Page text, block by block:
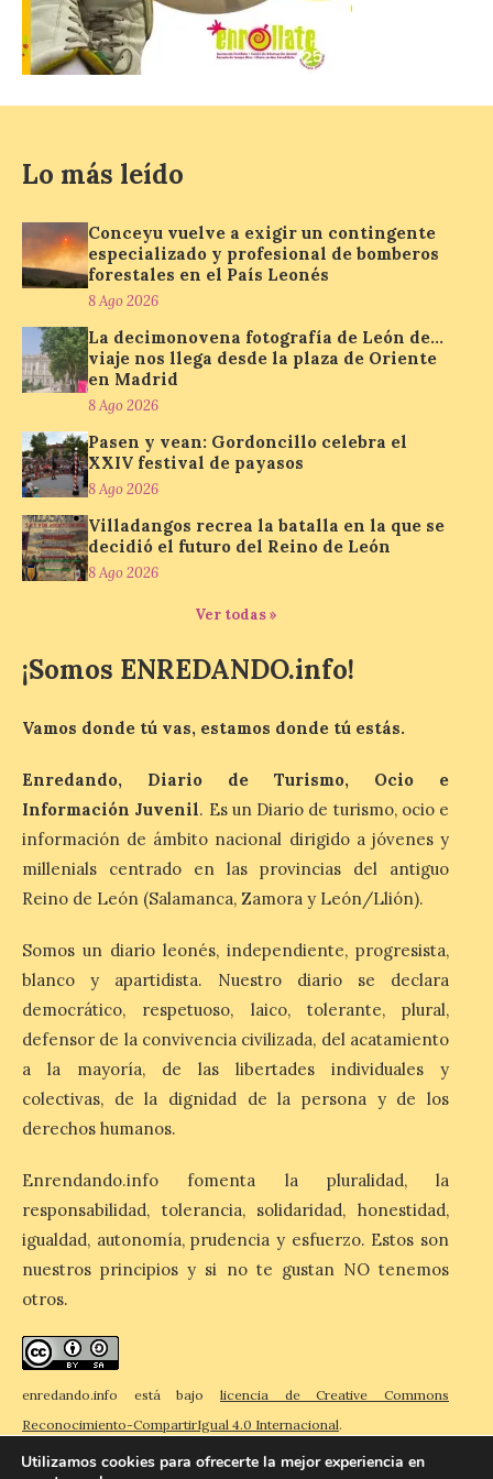
La decimonovena
fotografía de León de…
viaje nos llega desde la
Nueva edición de León
de…viaje. Una iniciativa
organizado por la sección
juvenil de la Asociación
Enróllate, la Asociación
Turismo, Ocio e Información para
jóvenes “Enredando.info”. Pilar Aller Aller
nos envía la décimo […]
Los minerales y sus usos
más comunes centran la
nueva exposición del
Museo de la Siderurgia y
la Minería de Sabero
8 Ago 2026
La exposición que se
inaugurará el sábado día 8
durante la ‘Feria de
mes de noviembre, con […]
La Bañeza inicia sus
fiestas con el pregón a
cargo de Arturo Martínez
Matilla
8 Ago 2026
El Ayuntamiento de La
Bañeza designa a Arturo
pregonero de las Fiestas
sábado 8 de agosto a las 21,00 horas en el
comunicador astorgano Arturo Martínez
La I Feria de la Cerveza
Artesana de Astorga
acogida del público
8 Ago 2026
La inauguración contó
con la presencia del
Lo más leído
Conceyu vuelve a exigir un contingente
especializado y profesional de bomberos
forestales en el País Leonés
8 Ago 2026
La decimonovena fotografía de León de…
viaje nos llega desde la plaza de Oriente
en Madrid
8 Ago 2026
Pasen y vean: Gordoncillo celebra el
XXIV festival de payasos
8 Ago 2026
Villadangos recrea la batalla en la que se
decidió el futuro del Reino de León
8 Ago 2026
Ver todas »
¡Somos ENREDANDO.info!
Vamos donde tú vas, estamos donde tú estás.
Enredando, Diario de Turismo, Ocio e
Información Juvenil. Es un Diario de turismo, ocio e
información de ámbito nacional dirigido a jóvenes y
millenials centrado en las provincias del antiguo
Reino de León (Salamanca, Zamora y León/Llión).
Somos un diario leonés, independiente, progresista,
blanco y apartidista. Nuestro diario se declara
democrático, respetuoso, laico, tolerante, plural,
defensor de la convivencia civilizada, del acatamiento
a la mayoría, de las libertades individuales y
colectivas, de la dignidad de la persona y de los
derechos humanos.
Enrendando.info fomenta la pluralidad, la
responsabilidad, tolerancia, solidaridad, honestidad,
igualdad, autonomía, prudencia y esfuerzo. Estos son
nuestros principios y si no te gustan NO tenemos
otros.
enredando.info está bajo licencia de Creative Commons
Reconocimiento-CompartirIgual 4.0 Internacional.
Utilizamos cookies para ofrecerte la mejor experiencia en